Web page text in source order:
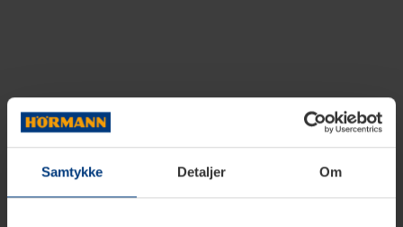
Samtykke Detaljer Om